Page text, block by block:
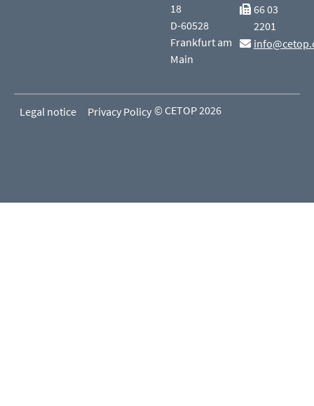
18
D-60528
Frankfurt am
Main
66 03
2201
Legal notice Privacy Policy © CETOP 2026